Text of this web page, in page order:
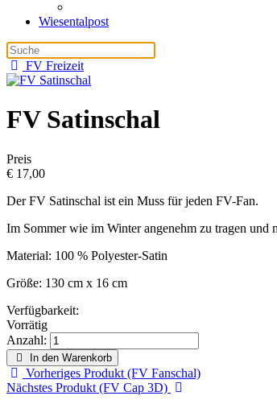
Wiesentalpost
FV Freizeit
FV Satinschal
Preis
€ 17,00
Der FV Satinschal ist ein Muss für jeden FV-Fan.
Im Sommer wie im Winter angenehm zu tragen
Material: 100 % Polyester-Satin
Größe: 130 cm x 16 cm
Verfügbarkeit:
Vorrätig
Anzahl:
In den Warenkorb
Vorheriges Produkt (FV Fanschal)
Nächstes Produkt (FV Cap 3D)